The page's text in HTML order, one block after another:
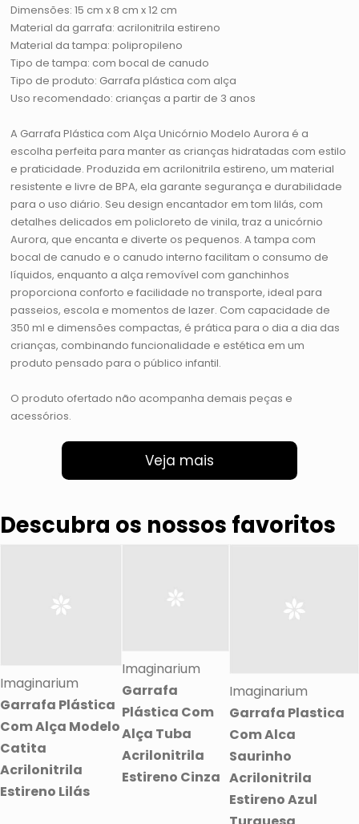
Dimensões: 15 cm x 8 cm x 12 cm
Material da garrafa: acrilonitrila estireno
Material da tampa: polipropileno
Tipo de tampa: com bocal de canudo
Tipo de produto: Garrafa plástica com alça
Uso recomendado: crianças a partir de 3 anos
A Garrafa Plástica com Alça Unicórnio Modelo Aurora é a
escolha perfeita para manter as crianças hidratadas com estilo
e praticidade. Produzida em acrilonitrila estireno, um material
resistente e livre de BPA, ela garante segurança e durabilidade
para o uso diário. Seu design encantador em tom lilás, com
detalhes delicados em policloreto de vinila, traz a unicórnio
Aurora, que encanta e diverte os pequenos. A tampa com
bocal de canudo e o canudo interno facilitam o consumo de
líquidos, enquanto a alça removível com ganchinhos
proporciona conforto e facilidade no transporte, ideal para
passeios, escola e momentos de lazer. Com capacidade de
350 ml e dimensões compactas, é prática para o dia a dia das
crianças, combinando funcionalidade e estética em um
produto pensado para o público infantil.
O produto ofertado não acompanha demais peças e
acessórios.
Veja mais
Descubra os nossos favoritos
Imaginarium
Garrafa Plástica
Com Alça Modelo
Catita
Acrilonitrila
Estireno Lilás
Imaginarium
Garrafa
Plástica Com
Alça Tuba
Acrilonitrila
Estireno Cinza
Imaginarium
Garrafa Plastica
Com Alca
Saurinho
Acrilonitrila
Estireno Azul